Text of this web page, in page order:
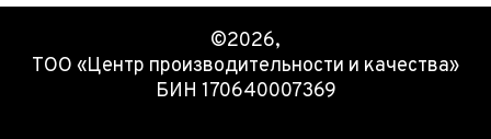
©2026,
ТОО «Центр производительности и качества»
БИН 170640007369